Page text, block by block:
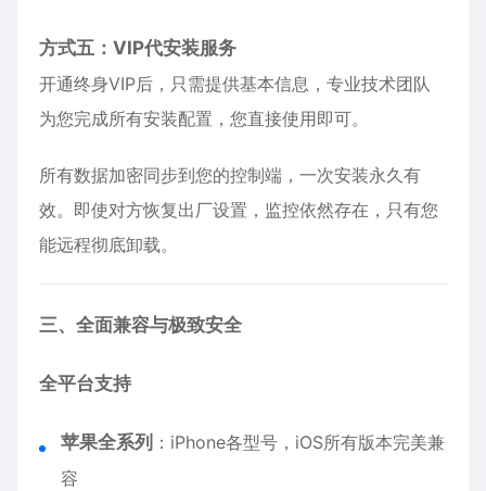
方式五：VIP代安装服务
开通终身VIP后，只需提供基本信息，专业技术团队
为您完成所有安装配置，您直接使用即可。
所有数据加密同步到您的控制端，一次安装永久有
效。即使对方恢复出厂设置，监控依然存在，只有您
能远程彻底卸载。
三、全面兼容与极致安全
全平台支持
苹果全系列 ： iPhone各型号，iOS所有版本完美兼
容